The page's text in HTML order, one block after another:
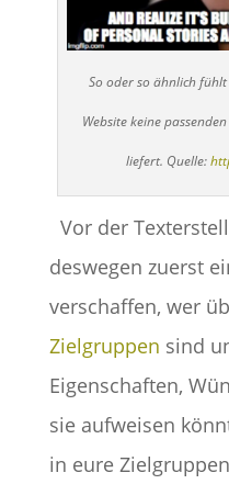
So oder so ähnlich
Website keine
liefert. Quelle:
Vor der
deswegen zuerst
verschaffen, wer
Zielgruppen sind
Eigenschaften,
sie aufweisen
in eure